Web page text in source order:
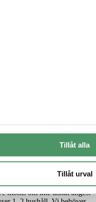
Tillåt alla
Tillåt urval
om inte annat anges.